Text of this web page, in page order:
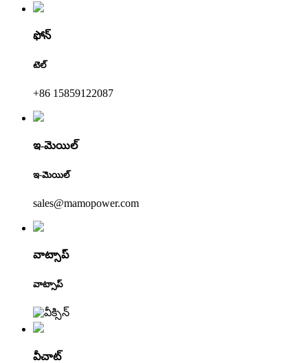
ఫోన్
టెల్
+86 15859122087
ఇ-మెయిల్
ఇ-మెయిల్
sales@mamopower.com
వాట్సాప్
వాట్సాప్
వీచాట్